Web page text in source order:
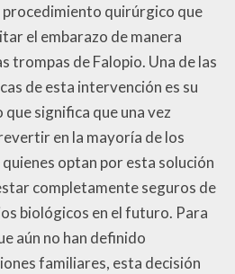
procedimiento quirúrgico que
el embarazo de manera
trompas de Falopio. Una de las
de esta intervención es su
significa que una vez
en la mayoría de los
optan por esta solución
completamente seguros de
biológicos en el futuro. Para
aún no han definido
familiares, esta decisión